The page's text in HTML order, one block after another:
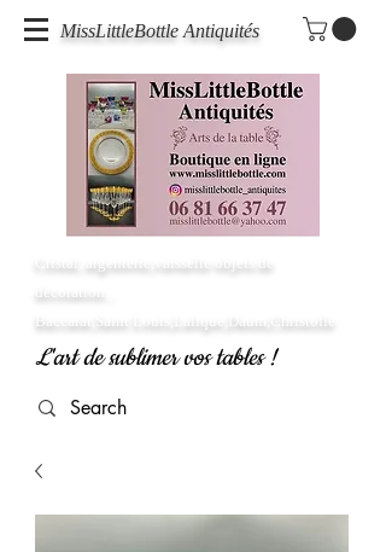
MissLittleBottle Antiquités
Cristal, argenterie,vaisselle objets de
décoration...
Baccarat,Saint Louis,Lalique,Daum,Christofle
L'art de sublimer vos tables !